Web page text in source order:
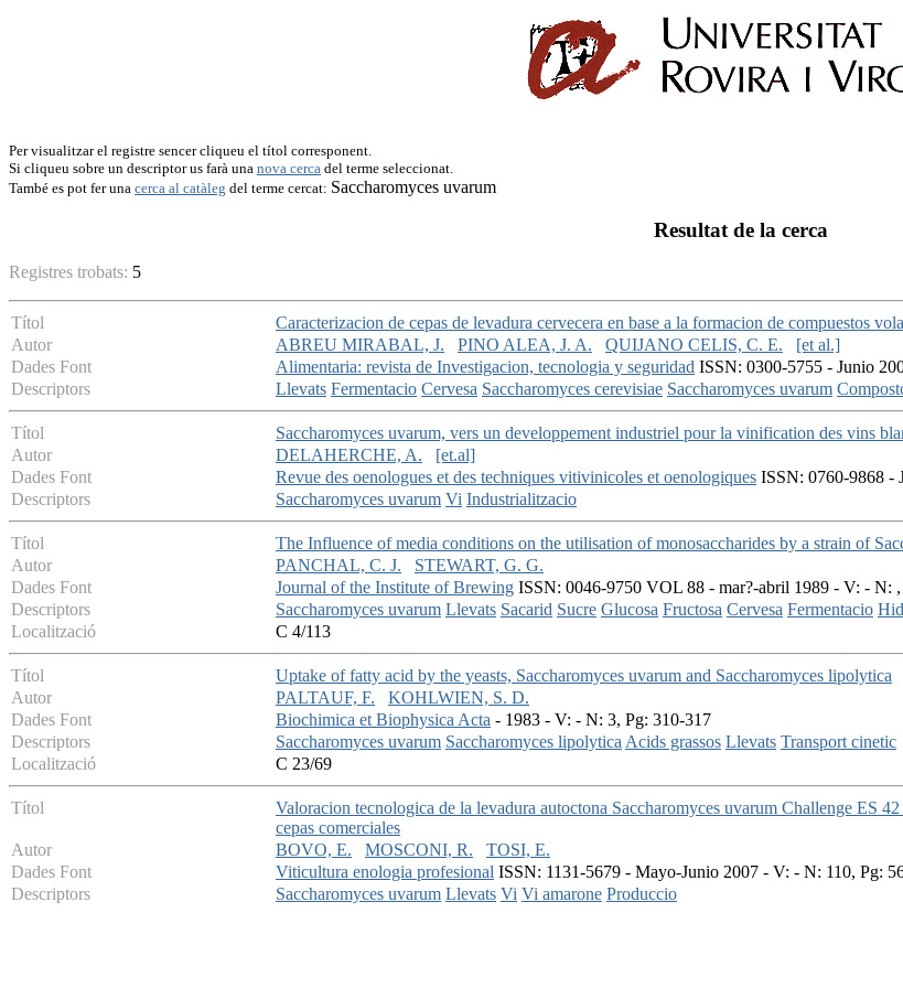
Per visualitzar el registre sencer cliqueu el títol corresponent.
Si cliqueu sobre un descriptor us farà una nova cerca del terme seleccionat.
També es pot fer una cerca al catàleg del terme cercat: Saccharomyces uvarum
Resultat de la cerca
Registres trobats: 5
Títol
Caracterizacion de cepas de levadura cervecera en base a la formacion de compuestos
Autor
ABREU MIRABAL, J. PINO ALEA, J. A. QUIJANO CELIS, C. E.
[et al.]
Dades Font
Alimentaria: revista de Investigacion, tecnologia y seguridad ISSN: 0300-5755 - Junio
Descriptors
Llevats Fermentacio Cervesa Saccharomyces cerevisiae Saccharomyces uvarum
Títol
Saccharomyces uvarum, vers un developpement industriel pour la vinification des vins
Autor
DELAHERCHE, A.
[et.al]
Dades Font
Revue des oenologues et des techniques vitivinicoles et oenologiques ISSN: 0760-9868 -
Descriptors
Saccharomyces uvarum Vi Industrialitzacio
Títol
The Influence of media conditions on the utilisation of monosaccharides by a strain of
Autor
PANCHAL, C. J.
STEWART, G. G.
Dades Font
Journal of the Institute of Brewing ISSN: 0046-9750 VOL 88 - mar?-abril 1989 - V: - N:
Descriptors
Saccharomyces uvarum Llevats Sacarid Sucre Glucosa Fructosa Cervesa Fermentacio
Localització
C 4/113
Títol
Uptake of fatty acid by the yeasts, Saccharomyces uvarum and Saccharomyces lipolytica
Autor
PALTAUF, F.
KOHLWIEN, S. D.
Dades Font
Biochimica et Biophysica Acta - 1983 - V: - N: 3, Pg: 310-317
Descriptors
Saccharomyces uvarum Saccharomyces lipolyticaAcids grassos Llevats Transport cinetic
Localització
C 23/69
Títol
Valoracion tecnologica de la levadura autoctona Saccharomyces uvarum Challenge ES
cepas comerciales
Autor
BOVO, E. MOSCONI, R.
TOSI, E.
Dades Font
Viticultura enologia profesional ISSN: 1131-5679 - Mayo-Junio 2007 - V: - N: 110, Pg:
Descriptors
Saccharomyces uvarum Llevats Vi Vi amarone Produccio